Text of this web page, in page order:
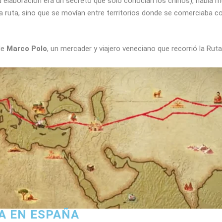
sino que se movían entre territorios donde se comerciaba
Marco Polo, un mercader y viajero veneciano que recorrió la
EN ESPAÑA